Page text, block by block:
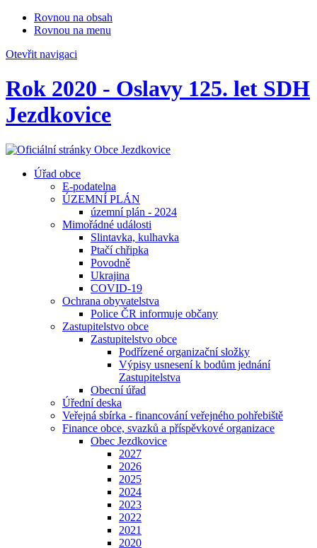
Rovnou na obsah
Rovnou na menu
Otevřit navigaci
Rok 2020 - Oslavy 125. let SDH
Jezdkovice
Úřad obce
E-podatelna
ÚZEMNÍ PLÁN
územní plán - 2024
Mimořádné události
Slintavka, kulhavka
Ptačí chřipka
Povodně
Ukrajina
COVID-19
Ochrana obyvatelstva
Police ČR informuje občany
Zastupitelstvo obce
Zastupitelstvo obce
Podřízené organizační složky
Výpisy usnesení k bodům jednání
Zastupitelstva
Obecní úřad
Úřední deska
Veřejná sbírka - financování veřejného pohřebiště
Finance obce, svazků a příspěvkové organizace
Obec Jezdkovice
2027
2026
2025
2024
2023
2022
2021
2020